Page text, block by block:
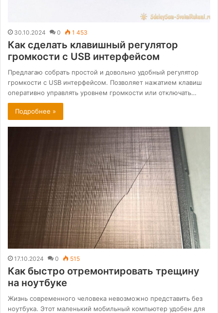
30.10.2024 0 1 453
Как сделать клавишный регулятор
громкости с USB интерфейсом
Предлагаю собрать простой и довольно удобный регулятор
громкости с USB интерфейсом. Позволяет нажатием клавиш
оперативно управлять уровнем громкости или отключать…
Подробнее »
17.10.2024 0 515
Как быстро отремонтировать трещину
на ноутбуке
Жизнь современного человека невозможно представить без
ноутбука. Этот маленький мобильный компьютер удобен для